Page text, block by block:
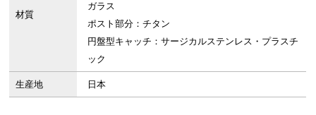
材質
ガラス
ポスト部分：チタン
円盤型キャッチ：サージカルステンレス・プラスチ
ック
生産地 日本